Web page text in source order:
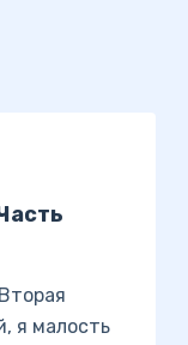
я малость